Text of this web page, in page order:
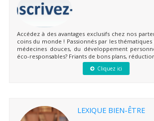
Accédez à des avantages exclusifs chez nos
coins du monde ! Passionnés par les
médecines douces, du développement
éco-responsables? Friants de bons plans,
Cliquez ici
LEXIQUE BIEN-ÊTRE